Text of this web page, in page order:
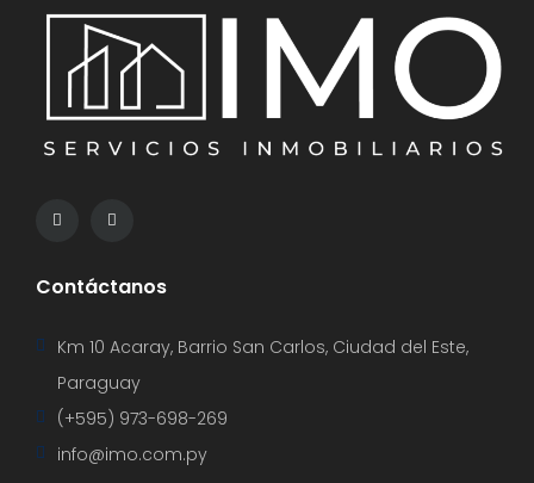
Contáctanos
Km 10 Acaray, Barrio San Carlos, Ciudad del Este,
Paraguay
(+595) 973-698-269
info@imo.com.py